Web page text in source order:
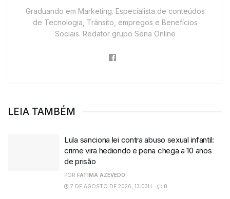
Graduando em Marketing. Especialista de conteúdos
de Tecnologia, Trânsito, empregos e Benefícios
Sociais. Redator grupo Sena Online
LEIA TAMBÉM
Lula sanciona lei contra abuso sexual infantil:
crime vira hediondo e pena chega a 10 anos
de prisão
POR FATIMA AZEVEDO
7 DE AGOSTO DE 2026, 13:03H
0